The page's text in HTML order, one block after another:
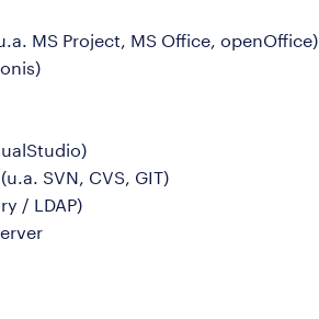
MS Project, MS Office, openOffice)
SVN, CVS, GIT)
/ LDAP)